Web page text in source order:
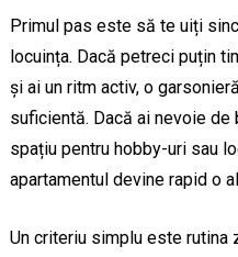
Primul pas este să te uiți
locuința. Dacă petreci puțin
și ai un ritm activ, o
suficientă. Dacă ai nevoie de
spațiu pentru hobby-uri sau
apartamentul devine rapid o
Un criteriu simplu este rutina